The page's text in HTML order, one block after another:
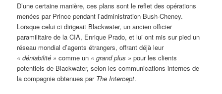
D’une certaine manière, ces plans sont le reflet des opérations
menées par Prince pendant l’administration Bush-Cheney.
Lorsque celui ci dirigeait Blackwater, un ancien officier
paramilitaire de la CIA, Enrique Prado, et lui ont mis sur pied un
réseau mondial d’agents étrangers, offrant déjà leur
« déniabilité » comme un « grand plus » pour les clients
potentiels de Blackwater, selon les communications internes de
la compagnie obtenues par The Intercept.